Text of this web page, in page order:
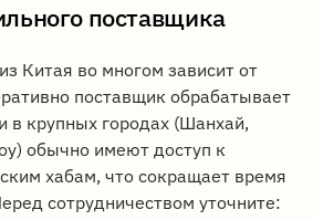
поставщика
Китая во многом зависит от
поставщик обрабатывает
в крупных городах (Шанхай,
обычно имеют доступ к
хабам, что сокращает время
сотрудничеством уточните: